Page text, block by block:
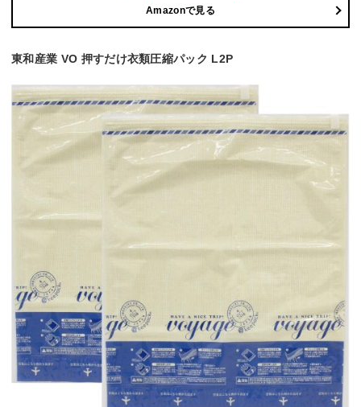
Amazonで見る
東和産業 VO 押すだけ衣類圧縮パック L2P